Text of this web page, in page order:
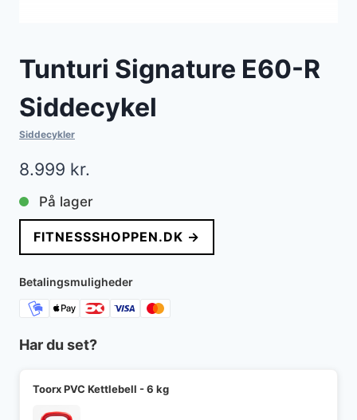
Tunturi Signature E60-R
Siddecykel
Siddecykler
8.999 kr.
På lager
FITNESSSHOPPEN.DK →
Betalingsmuligheder
Har du set?
Toorx PVC Kettlebell - 6 kg